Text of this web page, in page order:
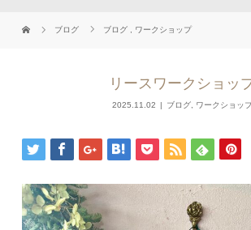
ブログ ブログ ワークショップ
リースワークショッ
2025.11.02 ブログ, ワークショッ